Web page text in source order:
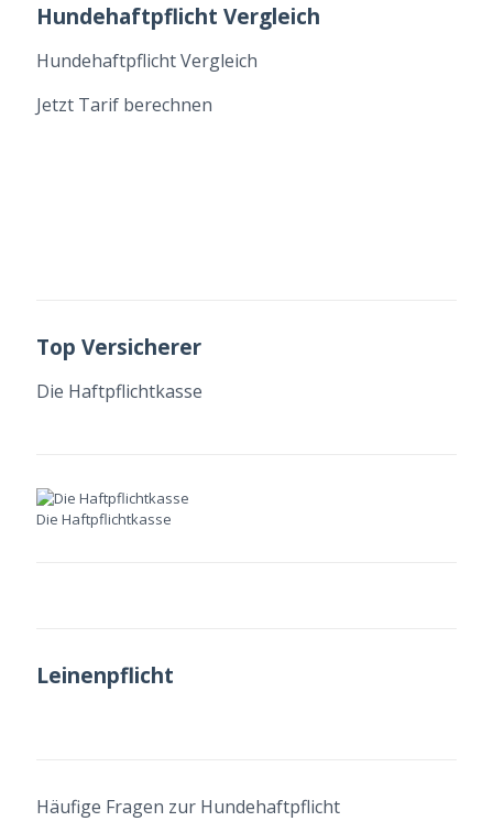
Hundehaftpflicht Vergleich
Hundehaftpflicht Vergleich
Jetzt Tarif berechnen
Top Versicherer
Die Haftpflichtkasse
Die Haftpflichtkasse
Leinenpflicht
Häufige Fragen zur Hundehaftpflicht